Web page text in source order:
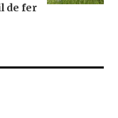
de fer